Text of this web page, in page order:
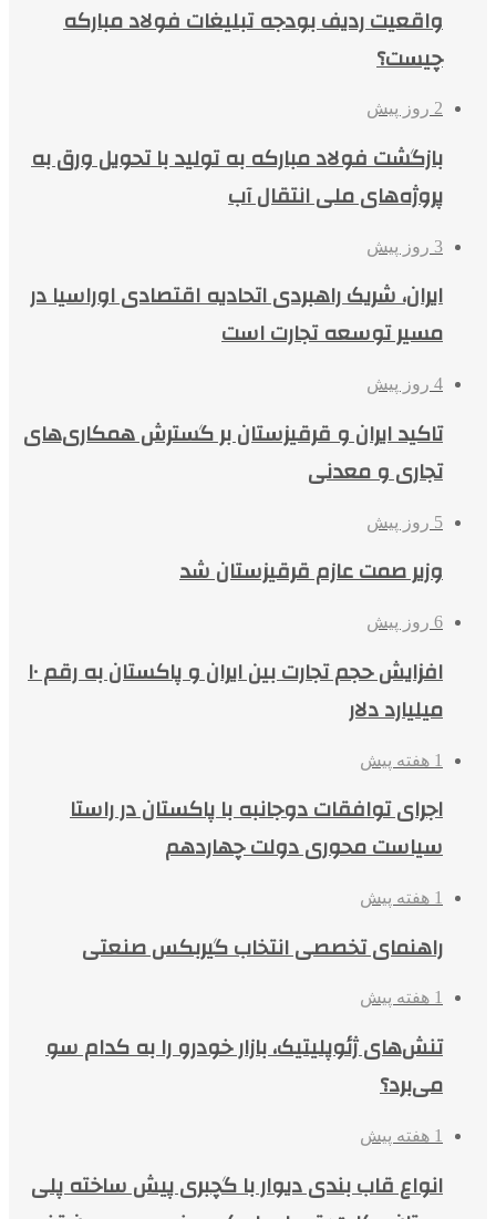
واقعیت ردیف بودجه تبلیغات فولاد مبارکه
چیست؟
2 روز پیش
بازگشت فولاد مبارکه به تولید با تحویل ورق به
پروژه‌های ملی انتقال آب
3 روز پیش
ایران، شریک راهبردی اتحادیه اقتصادی اوراسیا در
مسیر توسعه تجارت است
4 روز پیش
تاکید ایران و قرقیزستان بر گسترش همکاری‌های
تجاری و معدنی
5 روز پیش
وزیر صمت عازم قرقیزستان شد
6 روز پیش
افزایش حجم تجارت بین ایران و پاکستان به رقم ۱۰
میلیارد دلار
1 هفته پیش
اجرای توافقات دوجانبه با پاکستان در راستا
سیاست محوری دولت چهاردهم
1 هفته پیش
راهنمای تخصصی انتخاب گیربکس صنعتی
1 هفته پیش
تنش‌های ژئوپلیتیک، بازار خودرو را به کدام سو
می‌برد؟
1 هفته پیش
انواع قاب بندی دیوار با گچبری پیش ساخته پلی